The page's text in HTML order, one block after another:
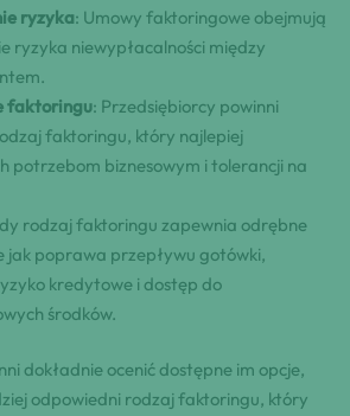
ryzyka: Umowy faktoringowe obejmują
ryzyka niewypłacalności między
faktoringu: Przedsiębiorcy powinni
faktoringu, który najlepiej
potrzebom biznesowym i tolerancji na
rodzaj faktoringu zapewnia odrębne
jak poprawa przepływu gotówki,
kredytowe i dostęp do
środków.
dokładnie ocenić dostępne im opcje,
odpowiedni rodzaj faktoringu, który